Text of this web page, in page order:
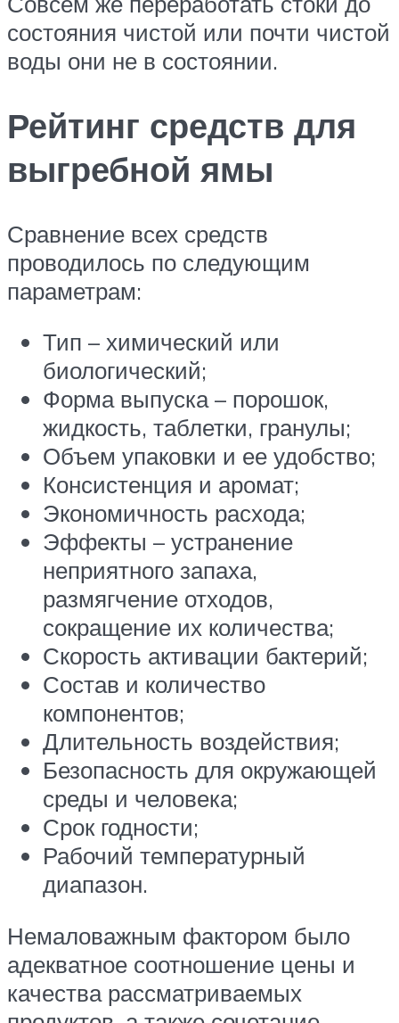
состояния чистой или почти чистой
воды они не в состоянии.
Рейтинг средств для
выгребной ямы
Сравнение всех средств
проводилось по следующим
параметрам:
Тип – химический или
биологический;
Форма выпуска – порошок,
жидкость, таблетки, гранулы;
Объем упаковки и ее удобство;
Консистенция и аромат;
Экономичность расхода;
Эффекты – устранение
неприятного запаха,
размягчение отходов,
сокращение их количества;
Скорость активации бактерий;
Состав и количество
компонентов;
Длительность воздействия;
Безопасность для окружающей
среды и человека;
Срок годности;
Рабочий температурный
диапазон.
Немаловажным фактором было
адекватное соотношение цены и
качества рассматриваемых